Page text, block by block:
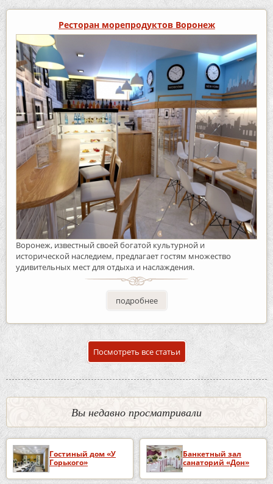
Ресторан морепродуктов Воронеж
Воронеж, известный своей богатой культурной и
исторической наследием, предлагает гостям множество
удивительных мест для отдыха и наслаждения.
подробнее
Посмотреть все статьи
Вы недавно просматривали
Гостиный дом «У
Горького»
Банкетный зал
санаторий «Дон»